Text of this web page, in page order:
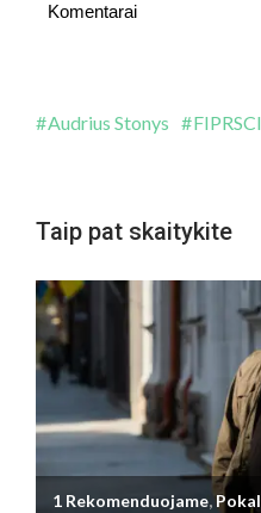
Komentarai
Audrius Stonys FIPRSCI
Taip pat skaitykite